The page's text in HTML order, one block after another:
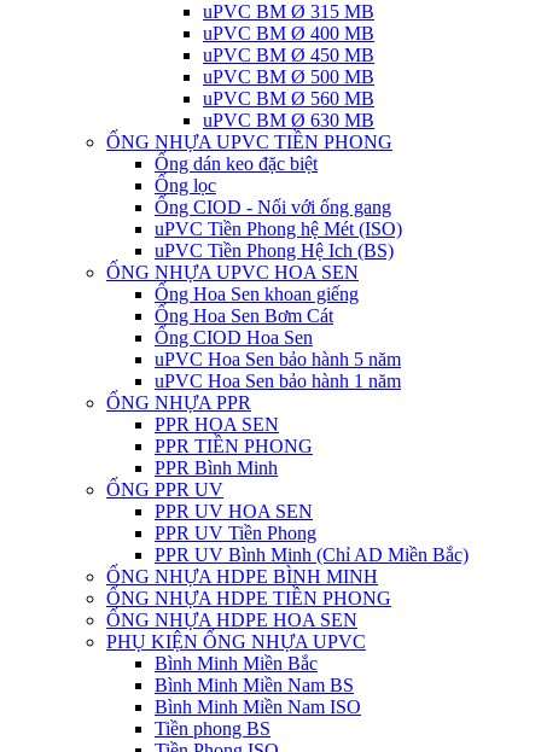
uPVC BM Ø 315 MB
uPVC BM Ø 400 MB
uPVC BM Ø 450 MB
uPVC BM Ø 500 MB
uPVC BM Ø 560 MB
uPVC BM Ø 630 MB
ỐNG NHỰA UPVC TIỀN PHONG
Ống dán keo đặc biệt
Ống lọc
Ống CIOD - Nối với ống gang
uPVC Tiền Phong hệ Mét (ISO)
uPVC Tiền Phong Hệ Ich (BS)
ỐNG NHỰA UPVC HOA SEN
Ống Hoa Sen khoan giếng
Ống Hoa Sen Bơm Cát
Ống CIOD Hoa Sen
uPVC Hoa Sen bảo hành 5 năm
uPVC Hoa Sen bảo hành 1 năm
ỐNG NHỰA PPR
PPR HOA SEN
PPR TIỀN PHONG
PPR Bình Minh
ỐNG PPR UV
PPR UV HOA SEN
PPR UV Tiền Phong
PPR UV Bình Minh (Chỉ AD Miền Bắc)
ỐNG NHỰA HDPE BÌNH MINH
ỐNG NHỰA HDPE TIỀN PHONG
ỐNG NHỰA HDPE HOA SEN
PHỤ KIỆN ỐNG NHỰA UPVC
Bình Minh Miền Bắc
Bình Minh Miền Nam BS
Bình Minh Miền Nam ISO
Tiền phong BS